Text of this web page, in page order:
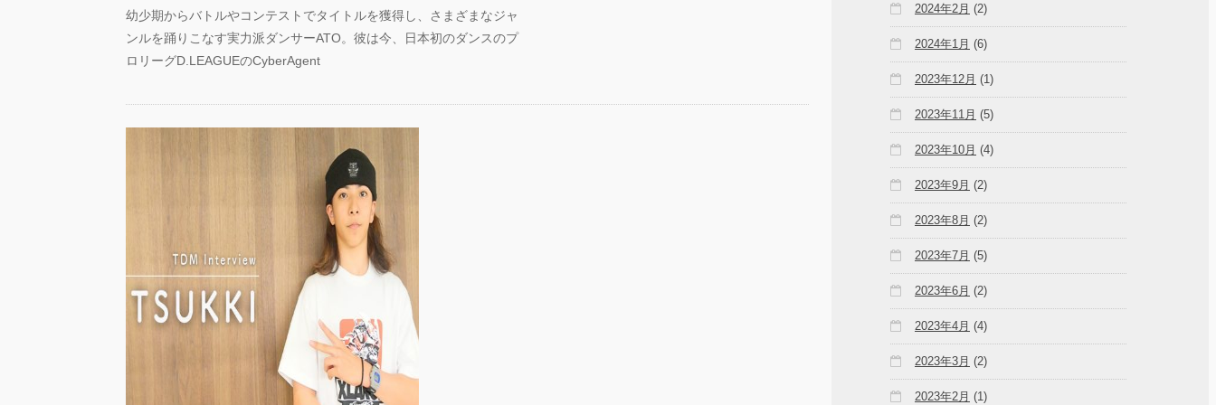
幼少期からバトルやコンテストでタイトルを獲得し、さまざまなジャ
ンルを踊りこなす実力派ダンサーATO。彼は今、日本初のダンスのプ
ロリーグD.LEAGUEのCyberAgent
2024年2月 (2)
2024年1月 (6)
2023年12月 (1)
2023年11月 (5)
2023年10月 (4)
2023年9月 (2)
2023年8月 (2)
2023年7月 (5)
2023年6月 (2)
2023年4月 (4)
2023年3月 (2)
2023年2月 (1)